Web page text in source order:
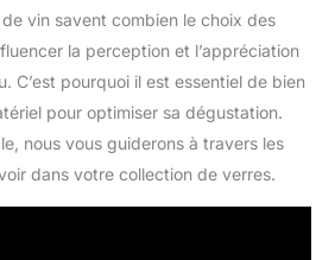
vin savent combien le choix des
la perception et l’appréciation
C’est pourquoi il est essentiel de bien
pour optimiser sa dégustation.
nous vous guiderons à travers les
dans votre collection de verres.